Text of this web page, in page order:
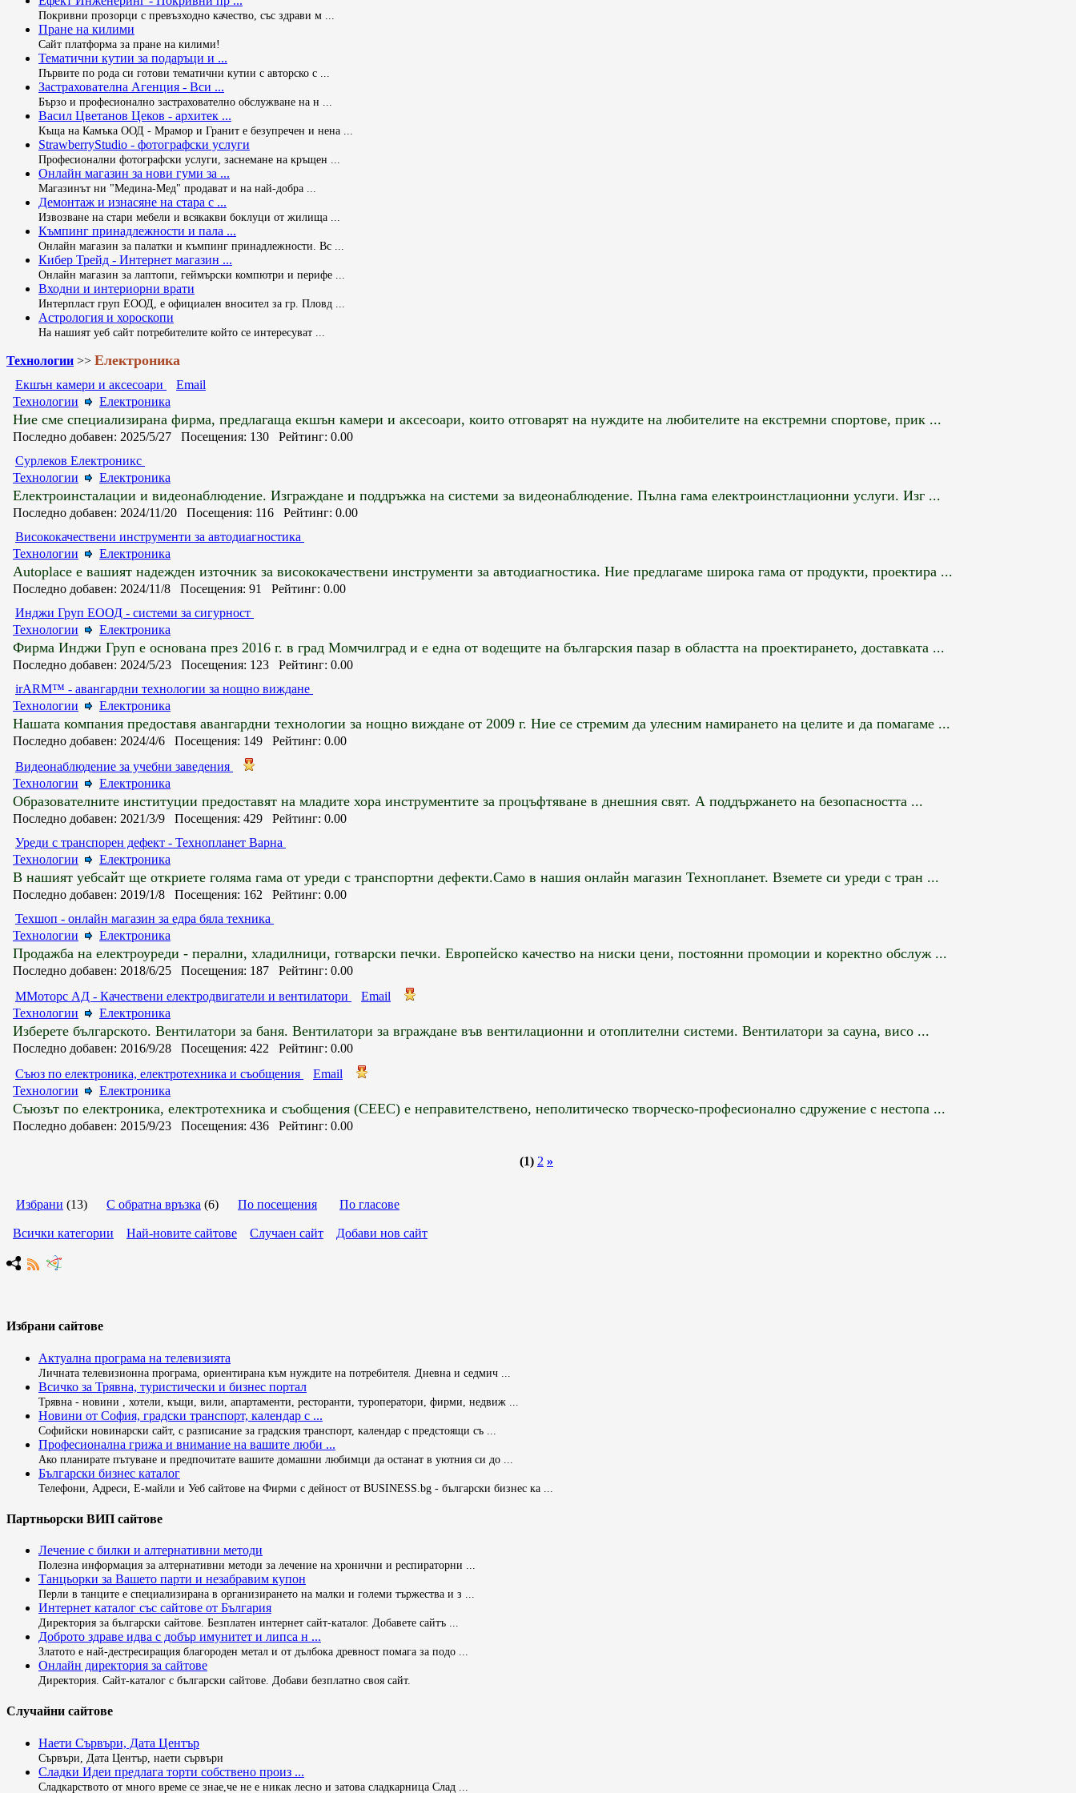
Покривни прозорци с превъзходно качество, със здрави м ...
Пране на килими
Сайт платформа за пране на килими!
Тематични кутии за подаръци и ...
Първите по рода си готови тематични кутии с авторско с ...
Застрахователна Агенция - Вси ...
Бързо и професионално застрахователно обслужване на н ...
Васил Цветанов Цеков - архитек ...
Къща на Камъка ООД - Мрамор и Гранит е безупречен и нена ...
StrawberryStudio - фотографски услуги
Професионални фотографски услуги, заснемане на кръщен ...
Онлайн магазин за нови гуми за ...
Магазинът ни "Медина-Мед" продават и на най-добра ...
Демонтаж и изнасяне на стара с ...
Извозване на стари мебели и всякакви боклуци от жилища ...
Къмпинг принадлежности и пала ...
Онлайн магазин за палатки и къмпинг принадлежности. Вс ...
Кибер Трейд - Интернет магазин ...
Онлайн магазин за лаптопи, геймърски компютри и перифе ...
Входни и интериорни врати
Интерпласт груп ЕООД, е официален вносител за гр. Пловд ...
Астрология и хороскопи
На нашият уеб сайт потребителите който се интересуват ...
Технологии >> Електроника
Екшън камери и аксесоари
Email
Технологии
Електроника
Ние сме специализирана фирма, предлагаща екшън камери и аксесоари, които отговарят на нуждите на любителите на екстремни спортове, прик ...
Последно добавен: 2025/5/27 Посещения: 130 Рейтинг: 0.00
Сурлеков Електроникс
Технологии
Електроника
Електроинсталации и видеонаблюдение. Изграждане и поддръжка на системи за видеонаблюдение. Пълна гама електроинстлационни услуги. Изг ...
Последно добавен: 2024/11/20 Посещения: 116 Рейтинг: 0.00
Висококачествени инструменти за автодиагностика
Технологии
Електроника
Autoplace е вашият надежден източник за висококачествени инструменти за автодиагностика. Ние предлагаме широка гама от продукти, проектира ...
Последно добавен: 2024/11/8 Посещения: 91 Рейтинг: 0.00
Инджи Груп ЕООД - системи за сигурност
Технологии
Електроника
Фирма Инджи Груп е основана през 2016 г. в град Момчилград и e една от водещите на българския пазар в областта на проектирането, доставката ...
Последно добавен: 2024/5/23 Посещения: 123 Рейтинг: 0.00
irARM™ - авангардни технологии за нощно виждане
Технологии
Електроника
Нашата компания предоставя авангардни технологии за нощно виждане от 2009 г. Ние се стремим да улесним намирането на целите и да помагаме ...
Последно добавен: 2024/4/6 Посещения: 149 Рейтинг: 0.00
Видеонаблюдение за учебни заведения
Технологии
Електроника
Образователните институции предоставят на младите хора инструментите за процъфтяване в днешния свят. А поддържането на безопасността ...
Последно добавен: 2021/3/9 Посещения: 429 Рейтинг: 0.00
Уреди с транспорен дефект - Технопланет Варна
Технологии
Електроника
В нашият уебсайт ще откриете голяма гама от уреди с транспортни дефекти.Само в нашия онлайн магазин Технопланет. Вземете си уреди с тран ...
Последно добавен: 2019/1/8 Посещения: 162 Рейтинг: 0.00
Техшоп - онлайн магазин за едра бяла техника
Технологии
Електроника
Продажба на електроуреди - перални, хладилници, готварски печки. Европейско качество на ниски цени, постоянни промоции и коректно обслуж ...
Последно добавен: 2018/6/25 Посещения: 187 Рейтинг: 0.00
ММоторс АД - Качествени електродвигатели и вентилатори
Email
Технологии
Електроника
Изберете българското. Вентилатори за баня. Вентилатори за вграждане във вентилационни и отоплителни системи. Вентилатори за сауна, висо ...
Последно добавен: 2016/9/28 Посещения: 422 Рейтинг: 0.00
Съюз по електроника, електротехника и съобщения
Email
Технологии
Електроника
Съюзът по електроника, електротехника и съобщения (СЕЕС) е неправителствено, неполитическо творческо-професионално сдружение с нестопа ...
Последно добавен: 2015/9/23 Посещения: 436 Рейтинг: 0.00
(1) 2 »
Избрани (13) С обратна връзка (6) По посещения По гласове
Всички категории Най-новите сайтове Случаен сайт Добави нов сайт
Избрани сайтове
Актуална програма на телевизията
Личната телевизионна програма, ориентирана към нуждите на потребителя. Дневна и седмич ...
Всичко за Трявна, туристически и бизнес портал
Трявна - новини , хотели, къщи, вили, апартаменти, ресторанти, туроператори, фирми, недвиж ...
Новини от София, градски транспорт, календар с ...
Софийски новинарски сайт, с разписание за градския транспорт, календар с предстоящи съ ...
Професионална грижа и внимание на вашите люби ...
Ако планирате пътуване и предпочитате вашите домашни любимци да останат в уютния си до ...
Български бизнес каталог
Телефони, Адреси, Е-майли и Уеб сайтове на Фирми с дейност от BUSINESS.bg - български бизнес ка ...
Партньорски ВИП сайтове
Лечение с билки и алтернативни методи
Полезна информация за алтернативни методи за лечение на хронични и респираторни ...
Танцьорки за Вашето парти и незабравим купон
Перли в танците е специализирана в организирането на малки и големи тържества и з ...
Интернет каталог със сайтове от България
Директория за български сайтове. Безплатен интернет сайт-каталог. Добавете сайтъ ...
Доброто здраве идва с добър имунитет и липса н ...
Златото е най-дестресиращия благороден метал и от дълбока древност помага за подо ...
Онлайн директория за сайтове
Директория. Сайт-каталог с български сайтове. Добави безплатно своя сайт.
Случайни сайтове
Наети Сървъри, Дата Център
Сървъри, Дата Център, наети сървъри
Сладки Идеи предлага торти собствено произ ...
Сладкарството от много време се знае,че не е никак лесно и затова сладкарница Слад ...